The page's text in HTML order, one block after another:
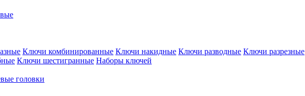
Ключи комбинированные Ключи накидные Ключи разводные Ключи разрезные
Ключи шестигранные Наборы ключей
головки